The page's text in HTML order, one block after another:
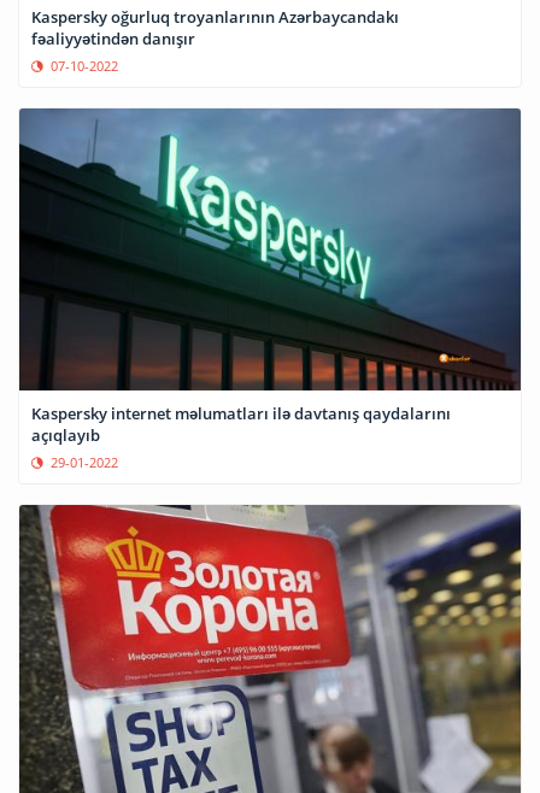
Kaspersky oğurluq troyanlarının Azərbaycandakı
fəaliyyətindən danışır
07-10-2022
Kaspersky internet məlumatları ilə davtanış qaydalarını
açıqlayıb
29-01-2022